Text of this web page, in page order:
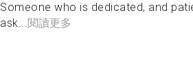
Someone who is dedicated, and
ask...閱讀更多